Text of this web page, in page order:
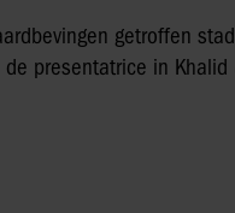
getroffen
de presentatrice in